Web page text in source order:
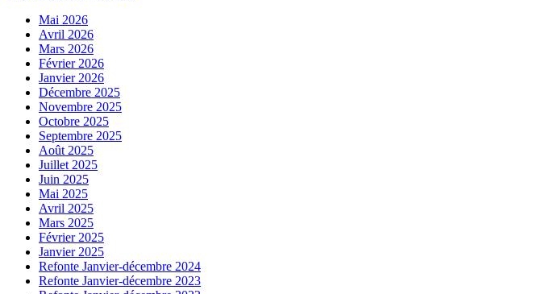
Mai 2026
Avril 2026
Mars 2026
Février 2026
Janvier 2026
Décembre 2025
Novembre 2025
Octobre 2025
Septembre 2025
Août 2025
Juillet 2025
Juin 2025
Mai 2025
Avril 2025
Mars 2025
Février 2025
Janvier 2025
Refonte Janvier-décembre 2024
Refonte Janvier-décembre 2023